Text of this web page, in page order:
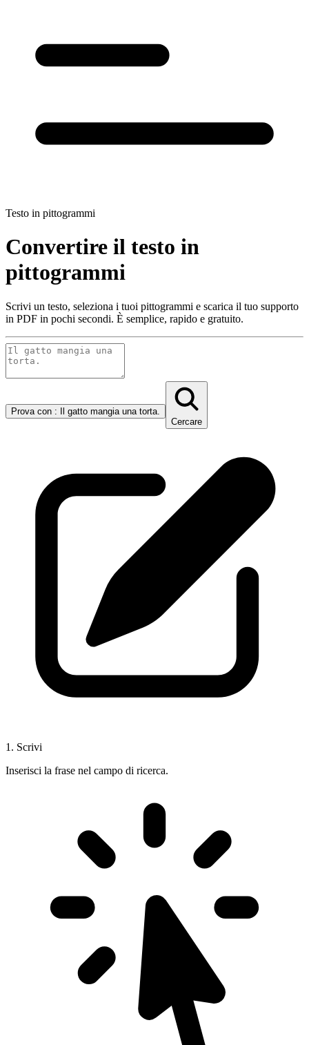
Testo in pittogrammi
Convertire il testo in
pittogrammi
Scrivi un testo, seleziona i tuoi pittogrammi e scarica il tuo supporto
in PDF in pochi secondi. È semplice, rapido e gratuito.
Prova con :
Il gatto mangia una torta.
Cercare
1. Scrivi
Inserisci la frase nel campo di ricerca.